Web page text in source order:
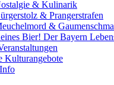
& Kulinarik
& Prangerstrafen
&
Bier! Der Bayern
Kulturangebote